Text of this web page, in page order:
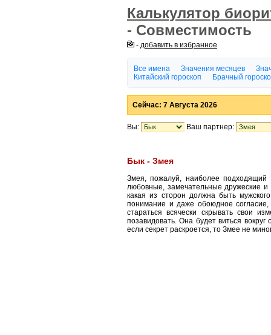
Калькулятор
- Совместимость
- добавить в избранное
Все имена Значения месяцев
Китайский гороскоп
Брачный
Сейчас: 7 Августа 2026
Вы: Ваш партнер:
Бык - Змея
Змея, пожалуй, наиболее подходящий
любовные, замечательные дружеские
какая из сторон должна быть
понимание и даже обоюдное
стараться всячески скрывать свои
позавидовать. Она будет виться
если секрет раскроется, то Змее не